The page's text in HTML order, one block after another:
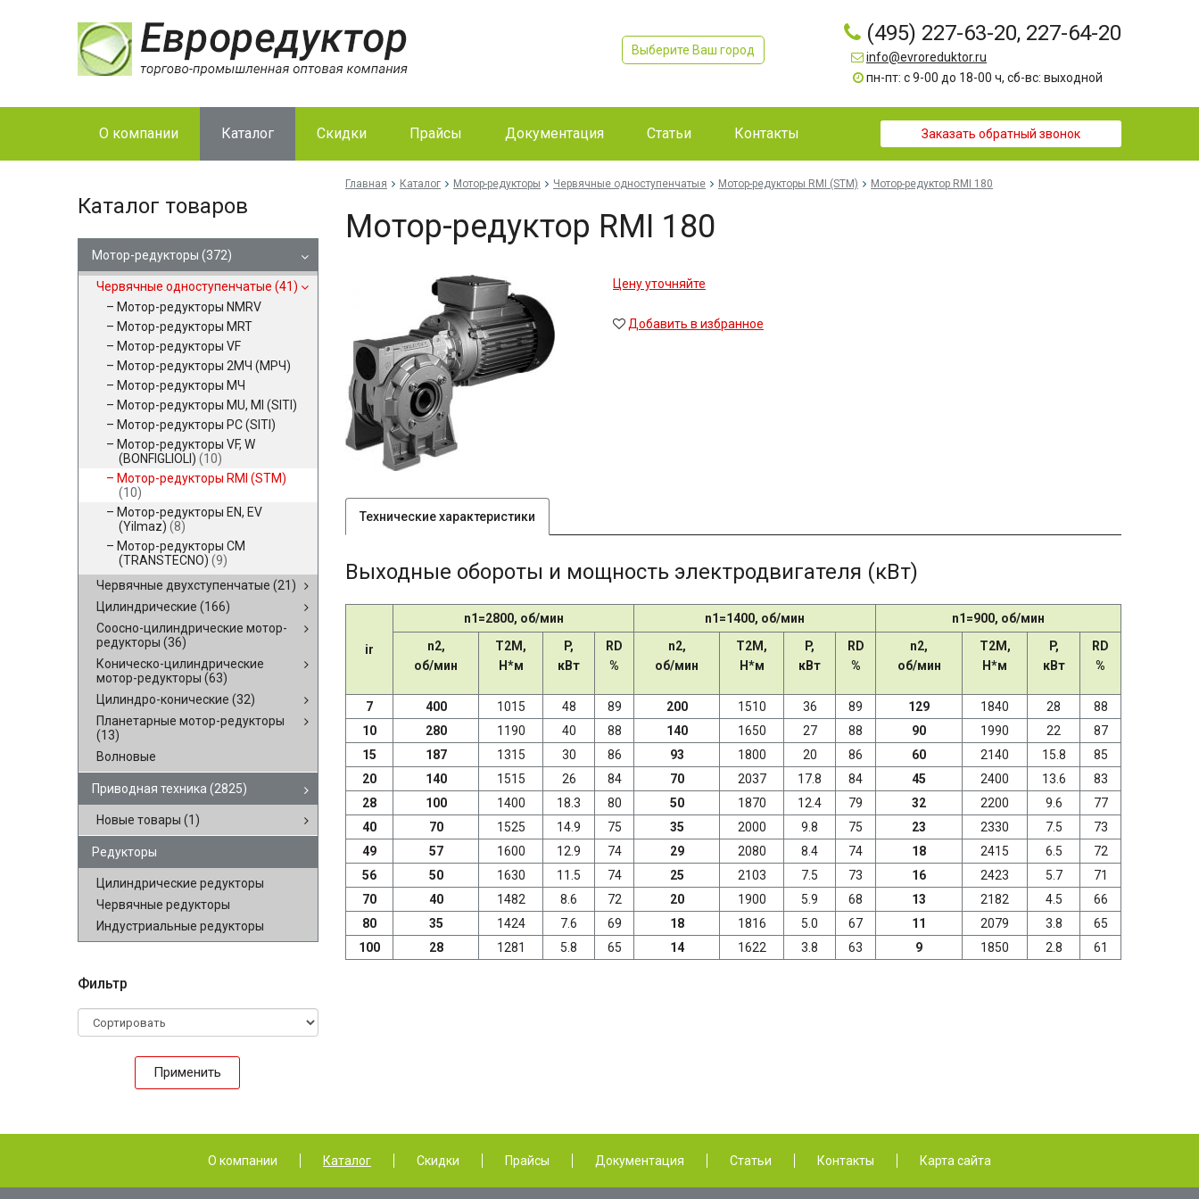
Выберите Ваш город
(495) 227-63-20, 227-64-20
info@evroreduktor.ru
пн-пт: с 9-00 до 18-00 ч, сб-вс: выходной
О компании Каталог Скидки Прайсы Документация Статьи Контакты Заказать обратный звонок
Каталог товаров
Мотор-редукторы (372)
Червячные одноступенчатые (41)
Мотор-редукторы NMRV
Мотор-редукторы MRT
Мотор-редукторы VF
Мотор-редукторы 2МЧ (МРЧ)
Мотор-редукторы МЧ
Мотор-редукторы MU, MI (SITI)
Мотор-редукторы PC (SITI)
Мотор-редукторы VF, W
(BONFIGLIOLI) (10)
Мотор-редукторы RMI (STM)
(10)
Мотор-редукторы EN, EV
(Yilmaz) (8)
Мотор-редукторы CM
(TRANSTECNO) (9)
Червячные двухступенчатые (21)
Цилиндрические (166)
Соосно-цилиндрические мотор-
редукторы (36)
Коническо-цилиндрические
мотор-редукторы (63)
Цилиндро-конические (32)
Планетарные мотор-редукторы
(13)
Волновые
Приводная техника (2825)
Новые товары (1)
Редукторы
Цилиндрические редукторы
Червячные редукторы
Индустриальные редукторы
Фильтр
Применить
Главная Каталог Мотор-редукторы Червячные одноступенчатые Мотор-редукторы RMI (STM) Мотор-редуктор RMI 180
Мотор-редуктор RMI 180
Цену уточняйте
Добавить в избранное
Технические характеристики
Выходные обороты и мощность электродвигателя (кВт)
ir
n1=2800, об/мин n1=1400, об/мин
n1=900, об/мин
n2,
об/мин
T2M,
Н*м
P,
кВт
RD
%
n2,
об/мин
T2M,
Н*м
P,
кВт
RD
%
n2,
об/мин
T2M,
Н*м
P,
кВт
RD
%
7 400 1015 48 89 200 1510 36 89 129 1840 28
88
10
280 1190 40 88 140 1650 27 88 90 1990 22
87
15
187 1315 30 86 93 1800 20 86 60 2140 15.8
85
20
140 1515 26 84 70 2037 17.8 84 45 2400 13.6
83
28
100 1400 18.3 80 50 1870 12.4 79 32 2200 9.6
77
40
70 1525 14.9 75 35 2000 9.8 75 23 2330 7.5
73
49
57 1600 12.9 74 29 2080 8.4 74 18 2415 6.5
72
56
50 1630 11.5 74 25 2103 7.5 73 16 2423 5.7
71
70
40 1482 8.6 72 20 1900 5.9 68 13 2182 4.5
66
80
35 1424 7.6 69 18 1816 5.0 67 11 2079 3.8
65
100
28 1281 5.8 65 14 1622 3.8 63 9 1850 2.8 61
О компании Каталог Скидки Прайсы Документация Статьи Контакты Карта сайта